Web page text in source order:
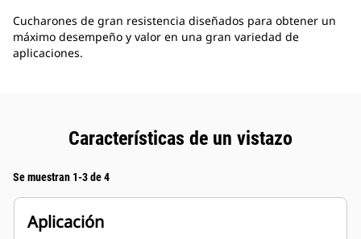
Cucharones de gran resistencia diseñados para obtener un
máximo desempeño y valor en una gran variedad de
aplicaciones.
Características de un vistazo
Se muestran 1-3 de 4
Aplicación